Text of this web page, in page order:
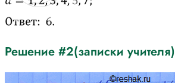
Решение #2(записки учителя)